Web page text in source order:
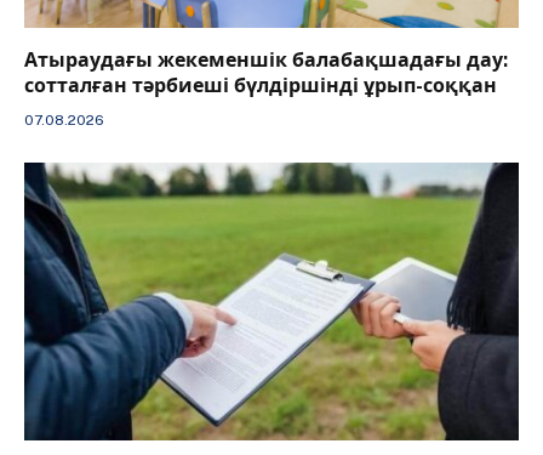
Атыраудағы жекеменшік балабақшадағы дау:
сотталған тәрбиеші бүлдіршінді ұрып-соққан
07.08.2026